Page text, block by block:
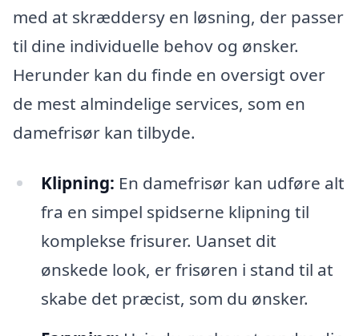
med at skræddersy en løsning, der passer
til dine individuelle behov og ønsker.
Herunder kan du finde en oversigt over
de mest almindelige services, som en
damefrisør kan tilbyde.
Klipning: En damefrisør kan udføre alt
fra en simpel spidserne klipning til
komplekse frisurer. Uanset dit
ønskede look, er frisøren i stand til at
skabe det præcist, som du ønsker.